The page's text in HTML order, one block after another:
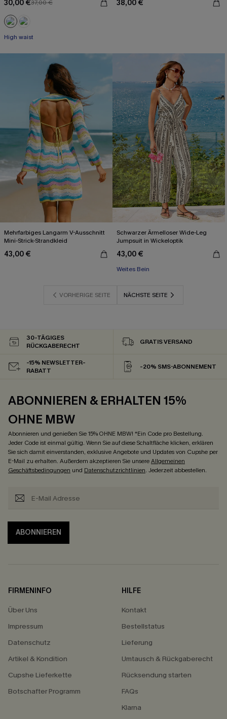
30,00 €37,00 €
High waist
38,00 €
Mehrfarbiges Langarm V-Ausschnitt
Mini-Strick-Strandkleid
43,00 €
Schwarzer Ärmelloser Wide-Leg
Jumpsuit in Wickeloptik
43,00 €
Weites Bein
VORHERIGE SEITE NÄCHSTE SEITE
30-TÄGIGES
RÜCKGABERECHT
GRATIS VERSAND
-15% NEWSLETTER-
RABATT
-20% SMS-ABONNEMENT
ABONNIEREN & ERHALTEN 15%
OHNE MBW
Abonnieren und genießen Sie 15% OHNE MBW! *Ein Code pro Bestellung.
Jeder Code ist einmal gültig. Wenn Sie auf diese Schaltfläche klicken, erklären
Sie sich damit einverstanden, exklusive Angebote und Updates von Cupshe per
E-Mail zu erhalten. Außerdem akzeptieren Sie unsereAllgemeinen
Geschäftsbedingungen und Datenschutzrichtlinien. Jederzeit abbestellen.
ABONNIEREN
FIRMENINFO
Über Uns
Impressum
Datenschutz
Artikel & Kondition
Cupshe Lieferkette
Botschafter Programm
HILFE
Kontakt
Bestellstatus
Lieferung
Umtausch & Rückgaberecht
Rücksendung starten
FAQs
Klarna